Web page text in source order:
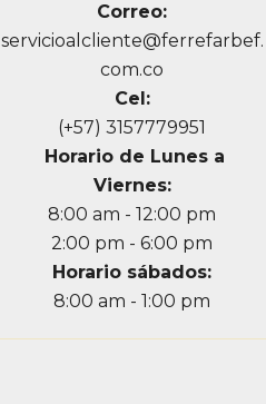
Correo:
servicioalcliente@ferrefarbef.
com.co
Cel:
(+57) 3157779951
Horario de Lunes a
Viernes:
8:00 am - 12:00 pm
2:00 pm - 6:00 pm
Horario sábados:
8:00 am - 1:00 pm